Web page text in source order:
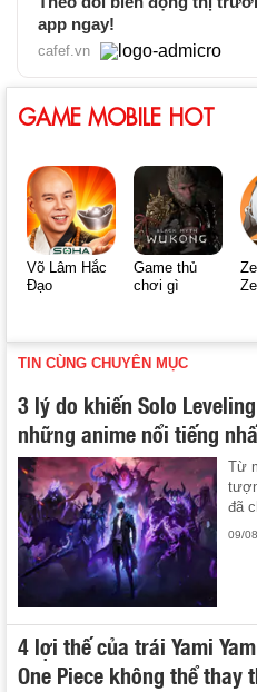
app ngay!
cafef.vn
GAME MOBILE HOT
Võ Lâm Hắc
Đạo
Game thủ
chơi gì
TIN CÙNG CHUYÊN MỤC
3 lý do khiến Solo
những anime nổi tiếng
Từ
đã
09/
4 lợi thế của trái Yami
One Piece không thể thay